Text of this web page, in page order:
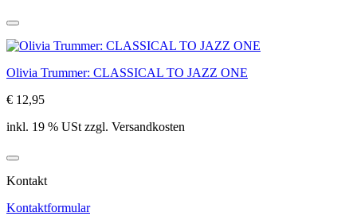
Olivia Trummer: CLASSICAL TO JAZZ ONE
€ 12,95
inkl. 19 % USt zzgl. Versandkosten
Kontakt
Kontaktformular